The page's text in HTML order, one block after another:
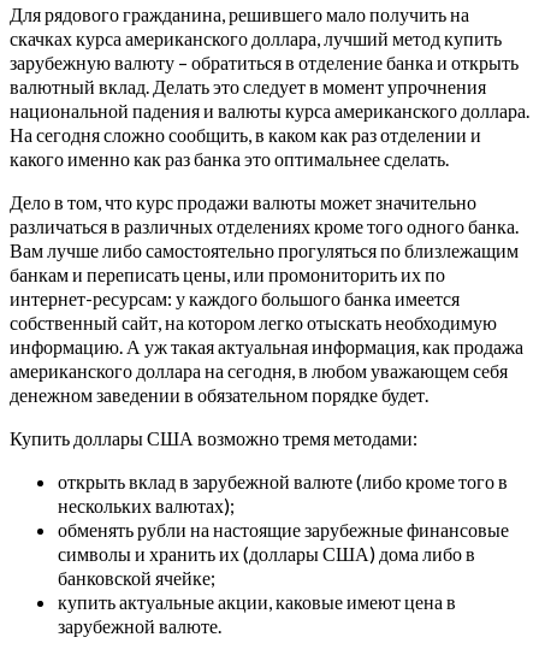
Для рядового гражданина, решившего мало получить на
скачках курса американского доллара, лучший метод купить
зарубежную валюту – обратиться в отделение банка и открыть
валютный вклад. Делать это следует в момент упрочнения
национальной падения и валюты курса американского доллара.
На сегодня сложно сообщить, в каком как раз отделении и
какого именно как раз банка это оптимальнее сделать.
Дело в том, что курс продажи валюты может значительно
различаться в различных отделениях кроме того одного банка.
Вам лучше либо самостоятельно прогуляться по близлежащим
банкам и переписать цены, или промониторить их по
интернет-ресурсам: у каждого большого банка имеется
собственный сайт, на котором легко отыскать необходимую
информацию. А уж такая актуальная информация, как продажа
американского доллара на сегодня, в любом уважающем себя
денежном заведении в обязательном порядке будет.
Купить доллары США возможно тремя методами:
открыть вклад в зарубежной валюте (либо кроме того в
нескольких валютах);
обменять рубли на настоящие зарубежные финансовые
символы и хранить их (доллары США) дома либо в
банковской ячейке;
купить актуальные акции, каковые имеют цена в
зарубежной валюте.